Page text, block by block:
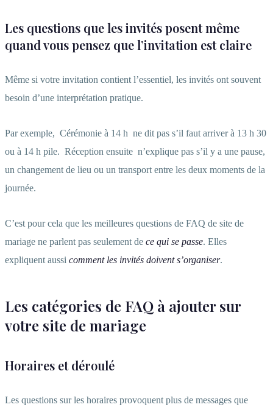
Les questions que les invités posent même
quand vous pensez que l’invitation est claire
Même si votre invitation contient l’essentiel, les invités ont souvent
besoin d’une interprétation pratique.
Par exemple, Cérémonie à 14 h ne dit pas s’il faut arriver à 13 h 30
ou à 14 h pile. Réception ensuite n’explique pas s’il y a une pause,
un changement de lieu ou un transport entre les deux moments de la
journée.
C’est pour cela que les meilleures questions de FAQ de site de
mariage ne parlent pas seulement de ce qui se passe. Elles
expliquent aussi comment les invités doivent s’organiser.
Les catégories de FAQ à ajouter sur
votre site de mariage
Horaires et déroulé
Les questions sur les horaires provoquent plus de messages que